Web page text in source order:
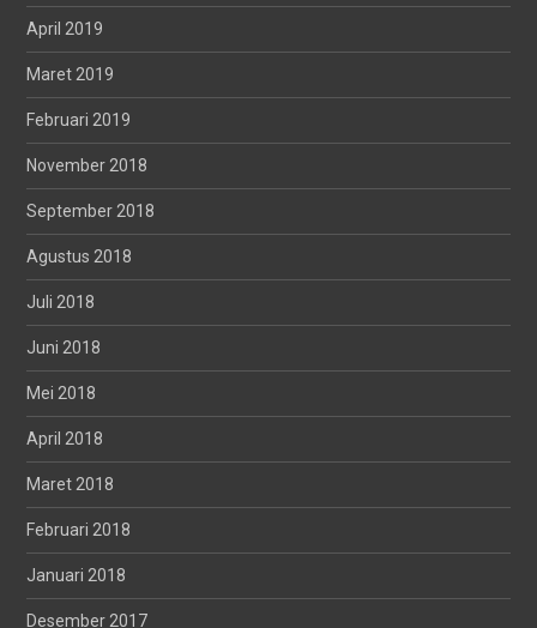
April 2019
Maret 2019
Februari 2019
November 2018
September 2018
Agustus 2018
Juli 2018
Juni 2018
Mei 2018
April 2018
Maret 2018
Februari 2018
Januari 2018
Desember 2017